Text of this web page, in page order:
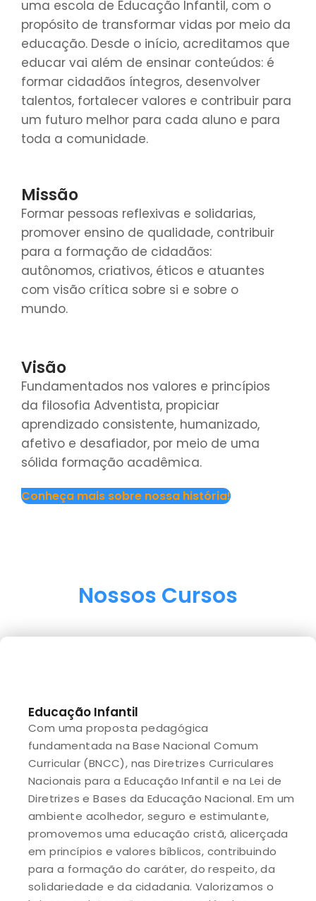
uma escola de Educação Infantil, com o
propósito de transformar vidas por meio da
educação. Desde o início, acreditamos que
educar vai além de ensinar conteúdos: é
formar cidadãos íntegros, desenvolver
talentos, fortalecer valores e contribuir para
um futuro melhor para cada aluno e para
toda a comunidade.
Missão
Formar pessoas reflexivas e solidarias,
promover ensino de qualidade, contribuir
para a formação de cidadãos:
autônomos, criativos, éticos e atuantes
com visão crítica sobre si e sobre o
mundo.
Visão
Fundamentados nos valores e princípios
da filosofia Adventista, propiciar
aprendizado consistente, humanizado,
afetivo e desafiador, por meio de uma
sólida formação acadêmica.
Conheça mais sobre nossa história!
Nossos Cursos
Educação Infantil
Com uma proposta pedagógica
fundamentada na Base Nacional Comum
Curricular (BNCC), nas Diretrizes Curriculares
Nacionais para a Educação Infantil e na Lei de
Diretrizes e Bases da Educação Nacional. Em um
ambiente acolhedor, seguro e estimulante,
promovemos uma educação cristã, alicerçada
em princípios e valores bíblicos, contribuindo
para a formação do caráter, do respeito, da
solidariedade e da cidadania. Valorizamos o